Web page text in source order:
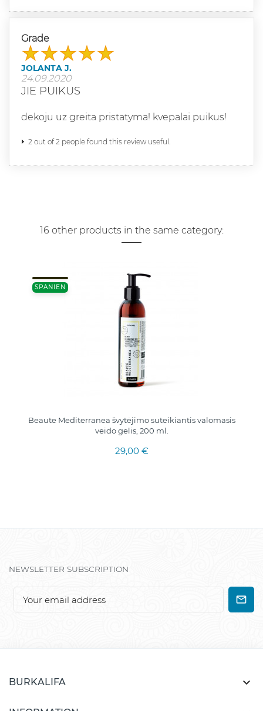
Grade
JOLANTA J.
24.09.2020
JIE PUIKUS
dekoju uz greita pristatyma! kvepalai puikus!
2 out of 2 people found this review useful.
16 other products in the same category:
SPANIEN
Beaute Mediterranea švytėjimo suteikiantis valomasis
veido gelis, 200 ml.
29,00 €
NEWSLETTER SUBSCRIPTION
BURKALIFA 